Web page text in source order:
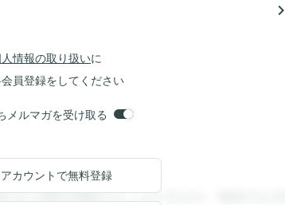
navigate_next
情報の取り扱いに
員登録をしてください
メルマガを受け取る
ると回答を閲覧することができます。登録すると回
カウントで無料登録